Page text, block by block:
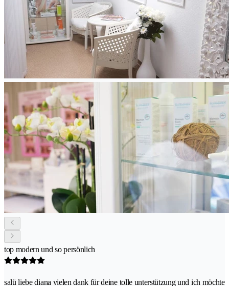
top modern und so persönlich
salü liebe diana vielen dank für deine tolle unterstützung und ich möchte